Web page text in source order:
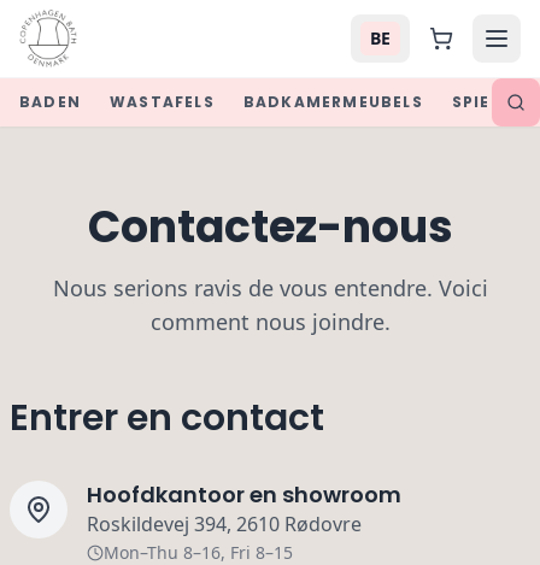
BE
BADEN WASTAFELS BADKAMERMEUBELS SPIEGELS
Contactez-nous
Nous serions ravis de vous entendre. Voici
comment nous joindre.
Entrer en contact
Hoofdkantoor en showroom
Roskildevej 394, 2610 Rødovre
Mon–Thu 8–16, Fri 8–15